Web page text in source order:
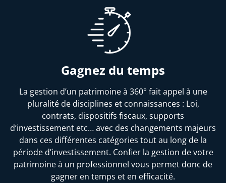
Gagnez du temps
La gestion d’un patrimoine à 360° fait appel à une
pluralité de disciplines et connaissances : Loi,
contrats, dispositifs fiscaux, supports
d’investissement etc… avec des changements majeurs
dans ces différentes catégories tout au long de la
période d’investissement. Confier la gestion de votre
patrimoine à un professionnel vous permet donc de
gagner en temps et en efficacité.